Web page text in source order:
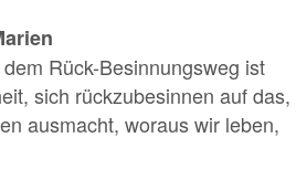
Rück-Besinnungsweg ist
sich rückzubesinnen auf das,
ausmacht, woraus wir leben,